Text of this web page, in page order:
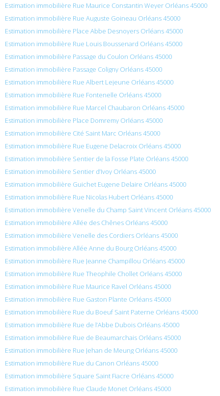
Estimation immobilière Rue Maurice Constantin Weyer Orléans 45000
Estimation immobilière Rue Auguste Goineau Orléans 45000
Estimation immobilière Place Abbe Desnoyers Orléans 45000
Estimation immobilière Rue Louis Boussenard Orléans 45000
Estimation immobilière Passage du Coulon Orléans 45000
Estimation immobilière Passage Coligny Orléans 45000
Estimation immobilière Rue Albert Lejeune Orléans 45000
Estimation immobilière Rue Fontenelle Orléans 45000
Estimation immobilière Rue Marcel Chaubaron Orléans 45000
Estimation immobilière Place Domremy Orléans 45000
Estimation immobilière Cité Saint Marc Orléans 45000
Estimation immobilière Rue Eugene Delacroix Orléans 45000
Estimation immobilière Sentier de la Fosse Plate Orléans 45000
Estimation immobilière Sentier d’Ivoy Orléans 45000
Estimation immobilière Guichet Eugene Delaire Orléans 45000
Estimation immobilière Rue Nicolas Hubert Orléans 45000
Estimation immobilière Venelle du Champ Saint Vincent Orléans 45000
Estimation immobilière Allée des Chênes Orléans 45000
Estimation immobilière Venelle des Cordiers Orléans 45000
Estimation immobilière Allée Anne du Bourg Orléans 45000
Estimation immobilière Rue Jeanne Champillou Orléans 45000
Estimation immobilière Rue Theophile Chollet Orléans 45000
Estimation immobilière Rue Maurice Ravel Orléans 45000
Estimation immobilière Rue Gaston Plante Orléans 45000
Estimation immobilière Rue du Boeuf Saint Paterne Orléans 45000
Estimation immobilière Rue de l’Abbe Dubois Orléans 45000
Estimation immobilière Rue de Beaumarchais Orléans 45000
Estimation immobilière Rue Jehan de Meung Orléans 45000
Estimation immobilière Rue du Canon Orléans 45000
Estimation immobilière Square Saint Fiacre Orléans 45000
Estimation immobilière Rue Claude Monet Orléans 45000